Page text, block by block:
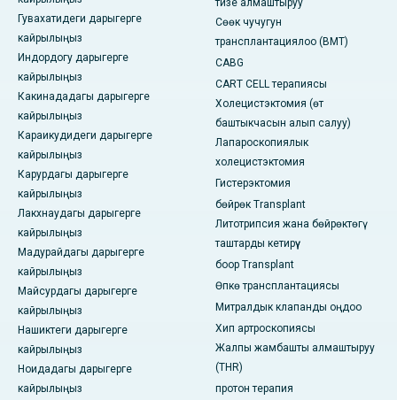
Гувахатидеги дарыгерге
кайрылыңыз
Индордогу дарыгерге
кайрылыңыз
Какинададагы дарыгерге
кайрылыңыз
Караикудидеги дарыгерге
кайрылыңыз
Карурдагы дарыгерге
кайрылыңыз
Лакхнаудагы дарыгерге
кайрылыңыз
Мадурайдагы дарыгерге
кайрылыңыз
Майсурдагы дарыгерге
кайрылыңыз
Нашиктеги дарыгерге
кайрылыңыз
Ноидадагы дарыгерге
кайрылыңыз
тизе алмаштыруу
Сөөк чучугун
трансплантациялоо (BMT)
CABG
CART CELL терапиясы
Холецистэктомия (өт
баштыкчасын алып салуу)
Лапароскопиялык
холецистэктомия
Гистерэктомия
бөйрөк Transplant
Литотрипсия жана бөйрөктөгү
таштарды кетирүү
боор Transplant
Өпкө трансплантациясы
Митралдык клапанды оңдоо
Хип артроскопиясы
Жалпы жамбашты алмаштыруу
(THR)
протон терапия